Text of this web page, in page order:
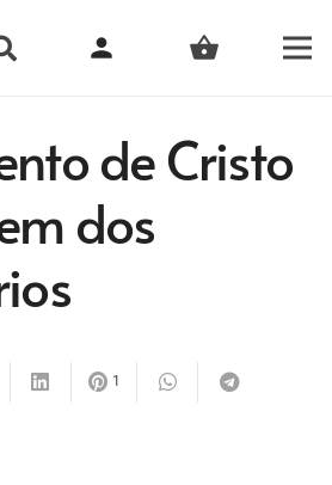
person shopping_basket
de Cristo
dos
1